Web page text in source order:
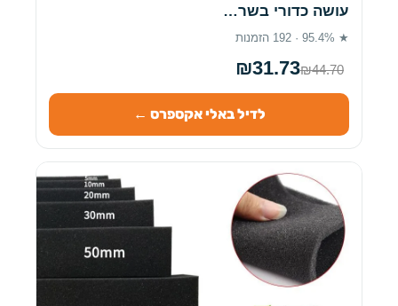
עושה כדורי בשר…
★ 95.4% · 192 הזמנות
₪31.73₪44.70
לדיל באלי אקספרס ←